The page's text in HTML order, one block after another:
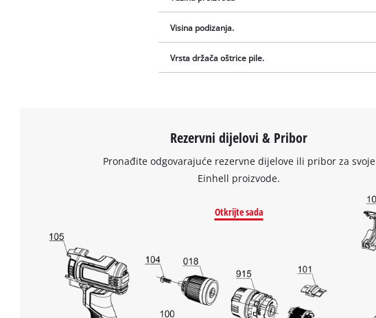
Visina podizanja.
Vrsta držača oštrice pile.
Rezervni dijelovi & Pribor
Pronađite odgovarajuće rezervne dijelove ili pribor za svoje
Einhell proizvode.
Otkrijte sada